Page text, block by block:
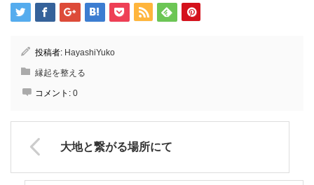
投稿者: HayashiYuko
縁起を整える
コメント: 0
大地と繋がる場所にて